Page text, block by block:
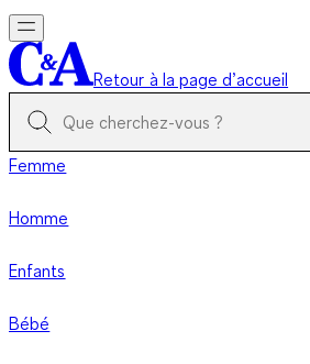
Retour à la page d’accueil
Femme
Homme
Enfants
Bébé